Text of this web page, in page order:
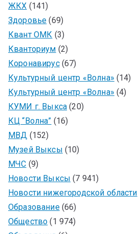
ЖКХ (141)
Здоровье (69)
Квант ОМК (3)
Кванториум (2)
Коронавирус(67)
Культурный центр «Волна» (14)
Культурный центр «Волна» (4)
КУМИ г. Выкса (20)
КЦ “Волна” (16)
МВД (152)
Музей Выксы (10)
МЧС (9)
Новости Выксы (7 941)
Новости нижегородской области
Образование(66)
Общество (1 974)